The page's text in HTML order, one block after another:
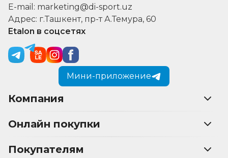
E-mail: marketing@di-sport.uz
Адрес: г.Ташкент, пр-т А.Темура, 60
Etalon в соцсетях
Мини-приложение
Компания
Онлайн покупки
Покупателям